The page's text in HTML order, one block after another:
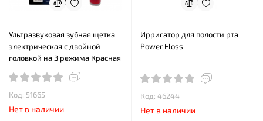
Ультразвуковая зубная щетка
электрическая с двойной
головкой на 3 режима Красная
Код: 51665
Нет в наличии
Ирригатор для полости рта
Power Floss
Код: 46244
Нет в наличии